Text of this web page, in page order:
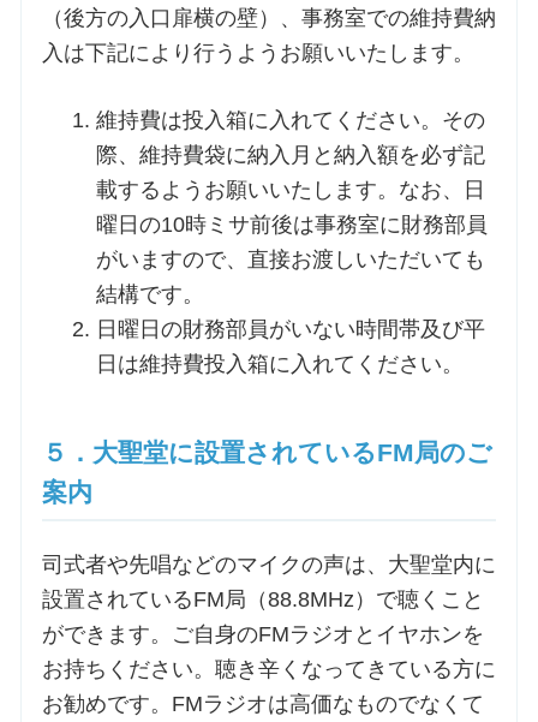
（後方の入口扉横の壁）、事務室での維持費納
入は下記により行うようお願いいたします。
維持費は投入箱に入れてください。その
際、維持費袋に納入月と納入額を必ず記
載するようお願いいたします。なお、日
曜日の10時ミサ前後は事務室に財務部員
がいますので、直接お渡しいただいても
結構です。
日曜日の財務部員がいない時間帯及び平
日は維持費投入箱に入れてください。
５．大聖堂に設置されているFM局のご
案内
司式者や先唱などのマイクの声は、大聖堂内に
設置されているFM局（88.8MHz）で聴くこと
ができます。ご自身のFMラジオとイヤホンを
お持ちください。聴き辛くなってきている方に
お勧めです。FMラジオは高価なものでなくて